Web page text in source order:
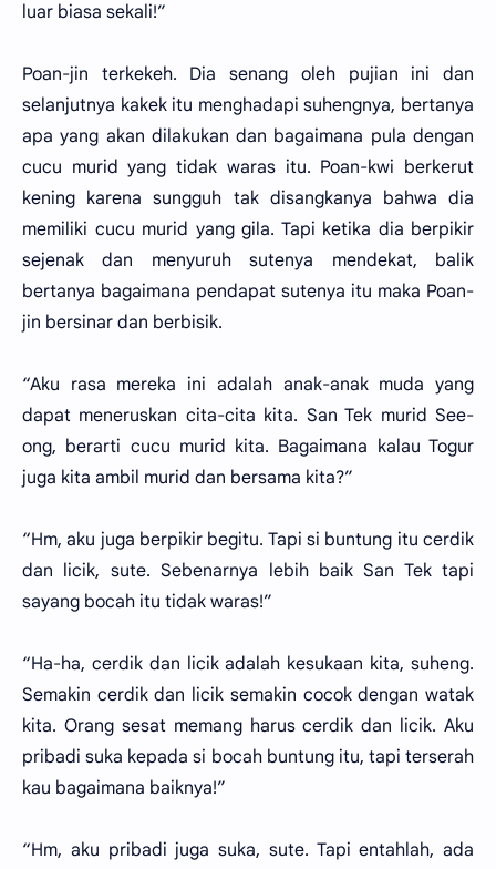
luar biasa sekali!”
Poan-jin terkekeh. Dia senang oleh pujian ini dan
selanjutnya kakek itu menghadapi suhengnya, bertanya
apa yang akan dilakukan dan bagaimana pula dengan
cucu murid yang tidak waras itu. Poan-kwi berkerut
kening karena sungguh tak disangkanya bahwa dia
memiliki cucu murid yang gila. Tapi ketika dia berpikir
sejenak dan menyuruh sutenya mendekat, balik
bertanya bagaimana pendapat sutenya itu maka Poan-
jin bersinar dan berbisik.
“Aku rasa mereka ini adalah anak-anak muda yang
dapat meneruskan cita-cita kita. San Tek murid See-
ong, berarti cucu murid kita. Bagaimana kalau Togur
juga kita ambil murid dan bersama kita?”
“Hm, aku juga berpikir begitu. Tapi si buntung itu cerdik
dan licik, sute. Sebenarnya lebih baik San Tek tapi
sayang bocah itu tidak waras!”
“Ha-ha, cerdik dan licik adalah kesukaan kita, suheng.
Semakin cerdik dan licik semakin cocok dengan watak
kita. Orang sesat memang harus cerdik dan licik. Aku
pribadi suka kepada si bocah buntung itu, tapi terserah
kau bagaimana baiknya!”
“Hm, aku pribadi juga suka, sute. Tapi entahlah, ada